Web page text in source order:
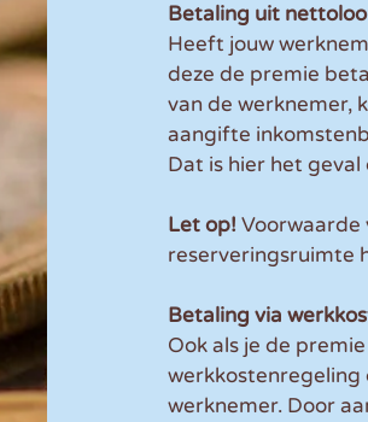
Betaling uit
Heeft jouw
deze de premie
van de werknemer,
aangifte
Dat is hier het
Let op!
reserveringsruimte
Betaling via
Ook als je de
werkkostenregeling
werknemer. Door